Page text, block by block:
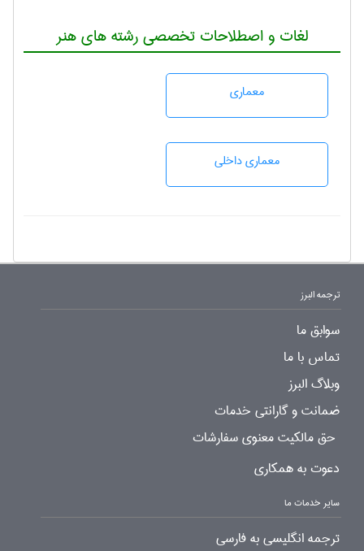
لغات و اصطلاحات تخصصی رشته های هنر
معماری
معماری داخلی
ترجمه البرز
سوابق ما
تماس با ما
وبلاگ البرز
ضمانت و گارانتی خدمات
حق مالکیت معنوی سفارشات
دعوت به همکاری
سایر خدمات ما
ترجمه انگلیسی به فارسی